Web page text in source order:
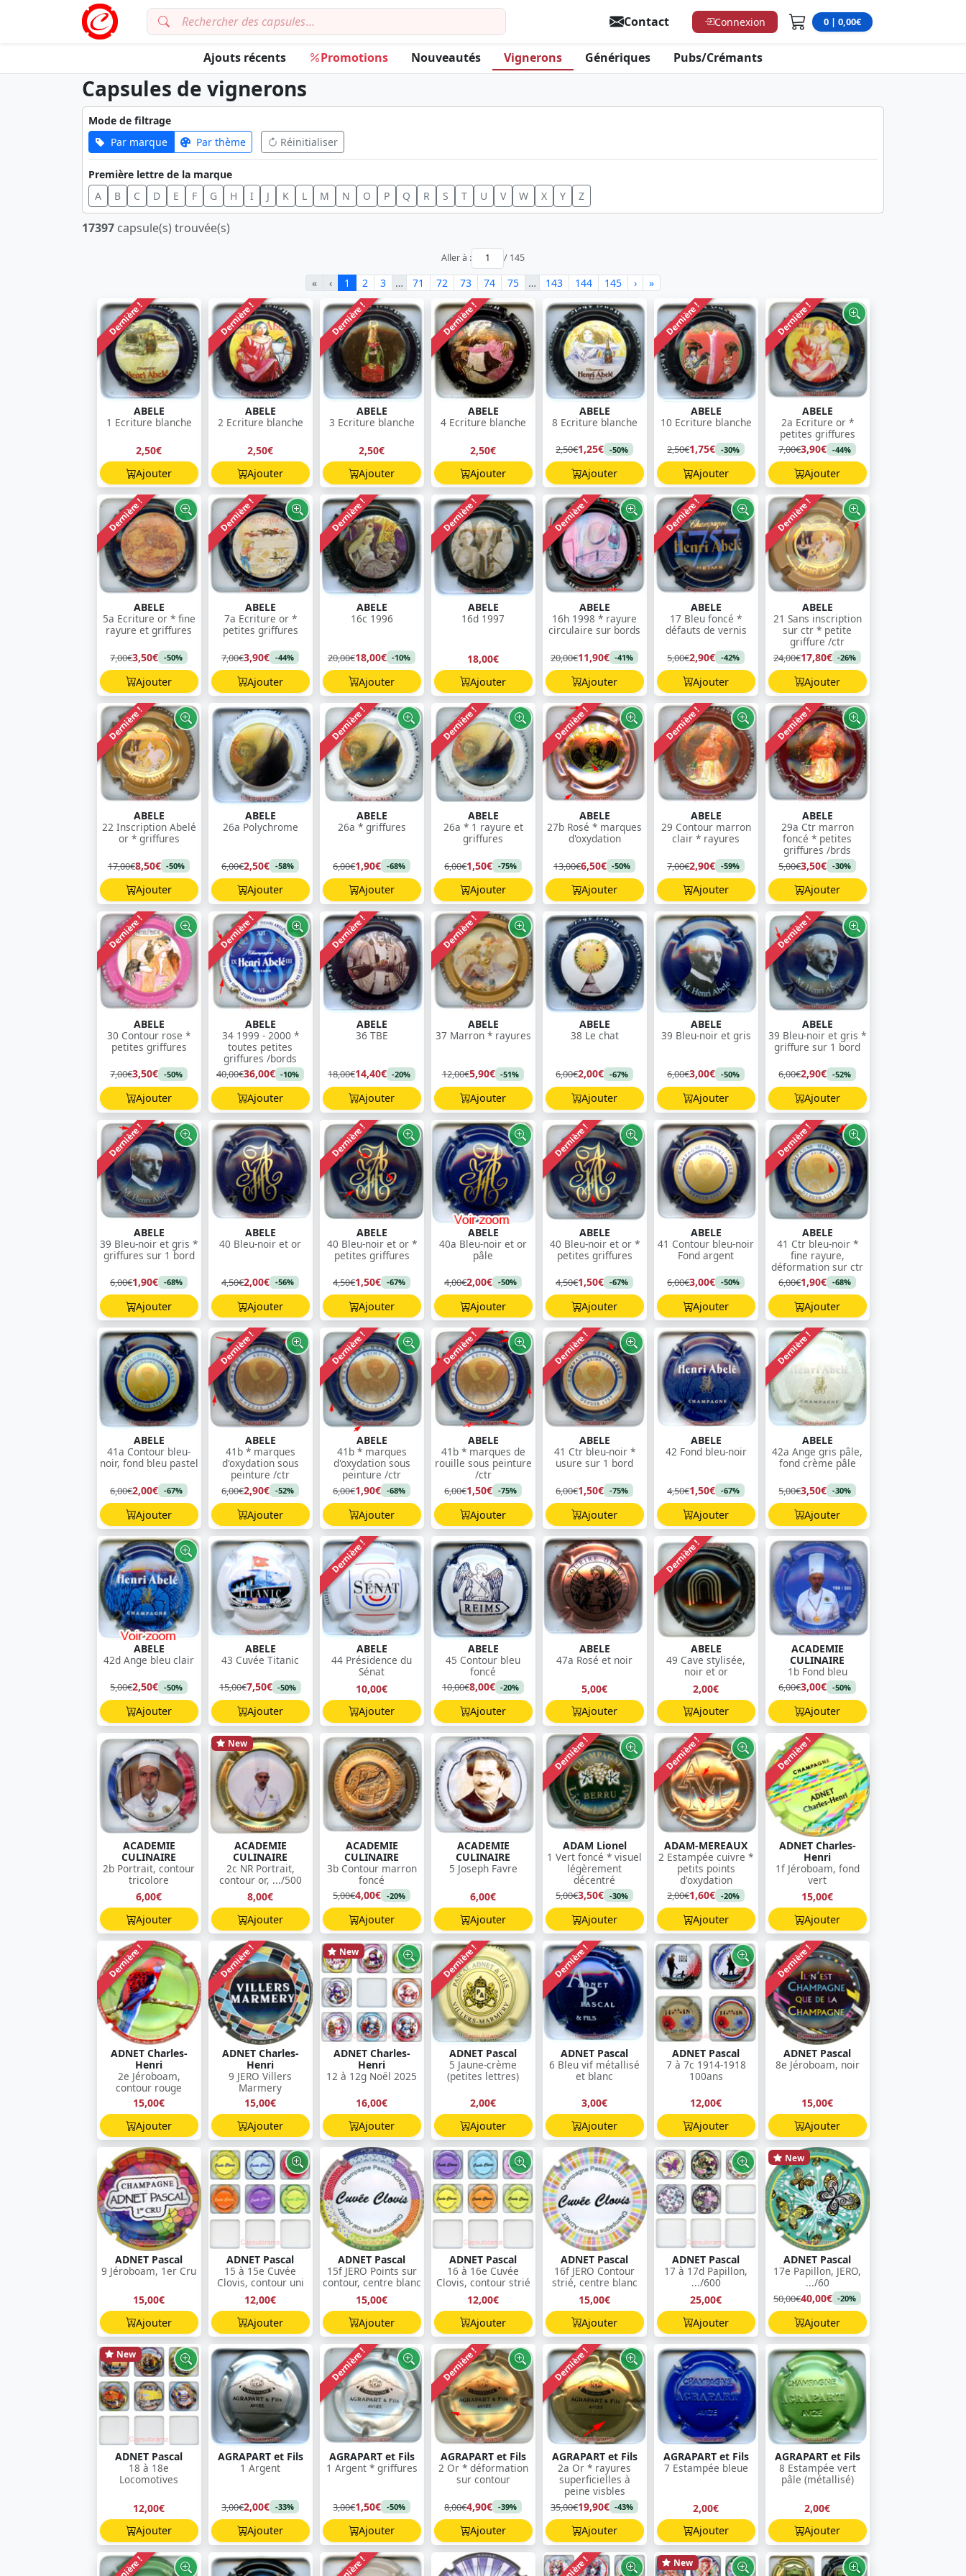
0 | 0,00€
Contact Connexion
Ajouts récents Promotions Nouveautés Vignerons Génériques Pubs/Crémants
Capsules de vignerons
Mode de filtrage
Par marque
Par thème Réinitialiser
Première lettre de la marque
A
B C D E F G H I J K L M N O P Q R S T U V W X Y Z
17397 capsule(s) trouvée(s)
Aller à : / 145
« ‹ 1 2 3 … 71 72 73 74 75 … 143 144 145 › »
Dernière !
ABELE
1 Ecriture blanche
2,50€
Ajouter
Dernière !
ABELE
2 Ecriture blanche
2,50€
Ajouter
Dernière !
ABELE
3 Ecriture blanche
2,50€
Ajouter
Dernière !
ABELE
4 Ecriture blanche
2,50€
Ajouter
ABELE
8 Ecriture blanche
2,50€1,25€ -50%
Ajouter
Dernière !
ABELE
10 Ecriture blanche
2,50€1,75€ -30%
Ajouter
Dernière !
ABELE
2a Ecriture or *
petites griffures
7,00€3,90€ -44%
Ajouter
Dernière !
ABELE
5a Ecriture or * fine
rayure et griffures
7,00€3,50€ -50%
Ajouter
Dernière !
ABELE
7a Ecriture or *
petites griffures
7,00€3,90€ -44%
Ajouter
Dernière !
ABELE
16c 1996
20,00€18,00€ -10%
Ajouter
Dernière !
ABELE
16d 1997
18,00€
Ajouter
Dernière !
ABELE
16h 1998 * rayure
circulaire sur bords
20,00€11,90€ -41%
Ajouter
Dernière !
ABELE
17 Bleu foncé *
défauts de vernis
5,00€2,90€ -42%
Ajouter
Dernière !
ABELE
21 Sans inscription
sur ctr * petite
griffure /ctr
24,00€17,80€ -26%
Ajouter
Dernière !
ABELE
22 Inscription Abelé
or * griffures
17,00€8,50€ -50%
Ajouter
ABELE
26a Polychrome
6,00€2,50€ -58%
Ajouter
Dernière !
ABELE
26a * griffures
6,00€1,90€ -68%
Ajouter
Dernière !
ABELE
26a * 1 rayure et
griffures
6,00€1,50€ -75%
Ajouter
Dernière !
ABELE
27b Rosé * marques
d'oxydation
13,00€6,50€ -50%
Ajouter
Dernière !
ABELE
29 Contour marron
clair * rayures
7,00€2,90€ -59%
Ajouter
Dernière !
ABELE
29a Ctr marron
foncé * petites
griffures /brds
5,00€3,50€ -30%
Ajouter
Dernière !
ABELE
30 Contour rose *
petites griffures
7,00€3,50€ -50%
Ajouter
Dernière !
ABELE
34 1999 - 2000 *
toutes petites
griffures /bords
40,00€36,00€ -10%
Ajouter
Dernière !
ABELE
36 TBE
18,00€14,40€ -20%
Ajouter
Dernière !
ABELE
37 Marron * rayures
12,00€5,90€ -51%
Ajouter
ABELE
38 Le chat
6,00€2,00€ -67%
Ajouter
ABELE
39 Bleu-noir et gris
6,00€3,00€ -50%
Ajouter
Dernière !
ABELE
39 Bleu-noir et gris *
griffure sur 1 bord
6,00€2,90€ -52%
Ajouter
Dernière !
ABELE
39 Bleu-noir et gris *
griffures sur 1 bord
6,00€1,90€ -68%
Ajouter
ABELE
40 Bleu-noir et or
4,50€2,00€ -56%
Ajouter
Dernière !
ABELE
40 Bleu-noir et or *
petites griffures
4,50€1,50€ -67%
Ajouter
ABELE
40a Bleu-noir et or
pâle
4,00€2,00€ -50%
Ajouter
Dernière !
ABELE
40 Bleu-noir et or *
petites griffures
4,50€1,50€ -67%
Ajouter
ABELE
41 Contour bleu-noir
Fond argent
6,00€3,00€ -50%
Ajouter
Dernière !
ABELE
41 Ctr bleu-noir *
fine rayure,
déformation sur ctr
6,00€1,90€ -68%
Ajouter
ABELE
41a Contour bleu-
noir, fond bleu pastel
6,00€2,00€ -67%
Ajouter
Dernière !
ABELE
41b * marques
d'oxydation sous
peinture /ctr
6,00€2,90€ -52%
Ajouter
Dernière !
ABELE
41b * marques
d'oxydation sous
peinture /ctr
6,00€1,90€ -68%
Ajouter
Dernière !
ABELE
41b * marques de
rouille sous peinture
/ctr
6,00€1,50€ -75%
Ajouter
Dernière !
ABELE
41 Ctr bleu-noir *
usure sur 1 bord
6,00€1,50€ -75%
Ajouter
ABELE
42 Fond bleu-noir
4,50€1,50€ -67%
Ajouter
Dernière !
ABELE
42a Ange gris pâle,
fond crème pâle
5,00€3,50€ -30%
Ajouter
ABELE
42d Ange bleu clair
5,00€2,50€ -50%
Ajouter
ABELE
43 Cuvée Titanic
15,00€7,50€ -50%
Ajouter
Dernière !
ABELE
44 Présidence du
Sénat
10,00€
Ajouter
ABELE
45 Contour bleu
foncé
10,00€8,00€ -20%
Ajouter
ABELE
47a Rosé et noir
5,00€
Ajouter
Dernière !
ABELE
49 Cave stylisée,
noir et or
2,00€
Ajouter
ACADEMIE
CULINAIRE
1b Fond bleu
6,00€3,00€ -50%
Ajouter
ACADEMIE
CULINAIRE
2b Portrait, contour
tricolore
6,00€
Ajouter
New
ACADEMIE
CULINAIRE
2c NR Portrait,
contour or, .../500
8,00€
Ajouter
ACADEMIE
CULINAIRE
3b Contour marron
foncé
5,00€4,00€ -20%
Ajouter
ACADEMIE
CULINAIRE
5 Joseph Favre
6,00€
Ajouter
Dernière !
ADAM Lionel
1 Vert foncé * visuel
légèrement
décentré
5,00€3,50€ -30%
Ajouter
Dernière !
ADAM-MEREAUX
2 Estampée cuivre *
petits points
d'oxydation
2,00€1,60€ -20%
Ajouter
Dernière !
ADNET Charles-
Henri
1f Jéroboam, fond
vert
15,00€
Ajouter
Dernière !
ADNET Charles-
Henri
2e Jéroboam,
contour rouge
15,00€
Ajouter
Dernière !
ADNET Charles-
Henri
9 JERO Villers
Marmery
15,00€
Ajouter
New
ADNET Charles-
Henri
12 à 12g Noël 2025
16,00€
Ajouter
Dernière !
ADNET Pascal
5 Jaune-crème
(petites lettres)
2,00€
Ajouter
Dernière !
ADNET Pascal
6 Bleu vif métallisé
et blanc
3,00€
Ajouter
ADNET Pascal
7 à 7c 1914-1918
100ans
12,00€
Ajouter
Dernière !
ADNET Pascal
8e Jéroboam, noir
15,00€
Ajouter
ADNET Pascal
9 Jéroboam, 1er Cru
15,00€
Ajouter
ADNET Pascal
15 à 15e Cuvée
Clovis, contour uni
12,00€
Ajouter
ADNET Pascal
15f JERO Points sur
contour, centre blanc
15,00€
Ajouter
ADNET Pascal
16 à 16e Cuvée
Clovis, contour strié
12,00€
Ajouter
ADNET Pascal
16f JERO Contour
strié, centre blanc
15,00€
Ajouter
ADNET Pascal
17 à 17d Papillon,
.../600
25,00€
Ajouter
New
ADNET Pascal
17e Papillon, JERO,
.../60
50,00€40,00€ -20%
Ajouter
New
ADNET Pascal
18 à 18e
Locomotives
12,00€
Ajouter
AGRAPART et Fils
1 Argent
3,00€2,00€ -33%
Ajouter
Dernière !
AGRAPART et Fils
1 Argent * griffures
3,00€1,50€ -50%
Ajouter
Dernière !
AGRAPART et Fils
2 Or * déformation
sur contour
8,00€4,90€ -39%
Ajouter
Dernière !
AGRAPART et Fils
2a Or * rayures
superficielles à
peine visbles
35,00€19,90€ -43%
Ajouter
AGRAPART et Fils
7 Estampée bleue
2,00€
Ajouter
AGRAPART et Fils
8 Estampée vert
pâle (métallisé)
2,00€
Ajouter
New